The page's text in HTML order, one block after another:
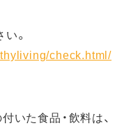
。
check.html/
いた食品・飲料は、